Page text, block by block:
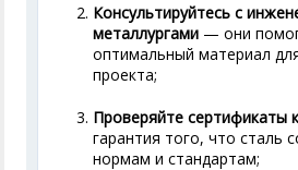
Консультируйтесь с
металлургами — они
оптимальный материал
проекта;
Проверяйте сертификаты
гарантия того, что сталь
нормам и стандартам;